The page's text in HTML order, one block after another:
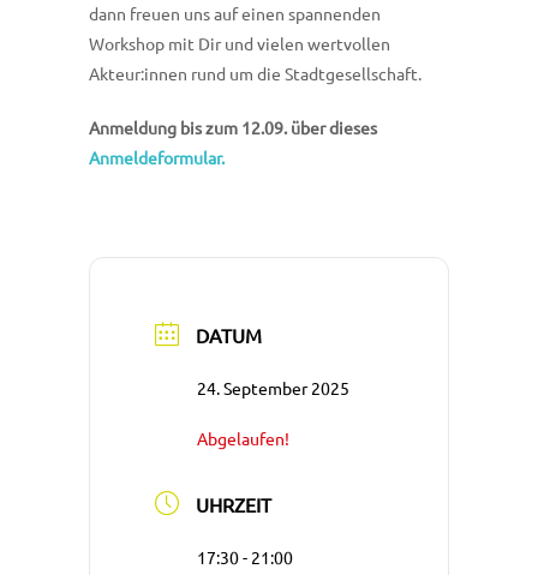
dann freuen uns auf einen spannenden
Workshop mit Dir und vielen wertvollen
Akteur:innen rund um die Stadtgesellschaft.
Anmeldung bis zum 12.09. über dieses
Anmeldeformular.
DATUM
24. September 2025
Abgelaufen!
UHRZEIT
17:30 - 21:00